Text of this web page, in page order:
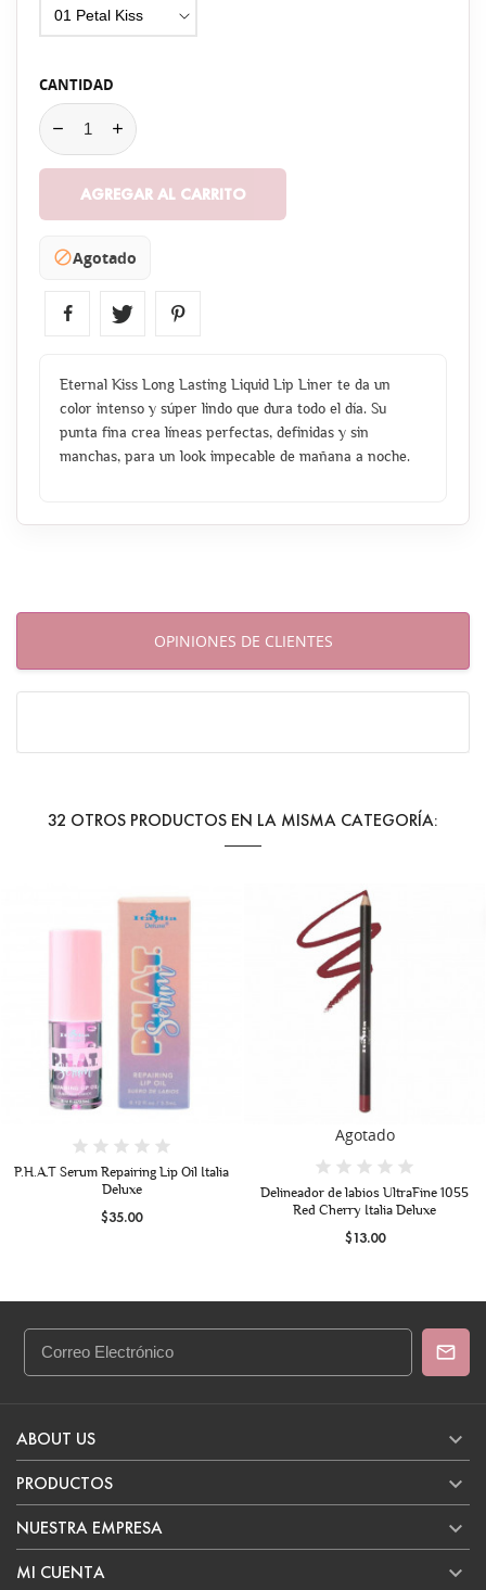
CANTIDAD
AGREGAR AL CARRITO
Agotado
Eternal Kiss Long Lasting Liquid Lip Liner te da un
color intenso y súper lindo que dura todo el día. Su
punta fina crea líneas perfectas, definidas y sin
manchas, para un look impecable de mañana a noche.
OPINIONES DE CLIENTES
32 OTROS PRODUCTOS EN LA MISMA CATEGORÍA:
Delineador de labios UltraFine 1055
Red Cherry Italia Deluxe
¡EN OFERTA!
Butter Bliss Lip Balm 013 Lovelight
Moira
$99.00
ABOUT US 
PRODUCTOS 
NUESTRA EMPRESA 
MI CUENTA 